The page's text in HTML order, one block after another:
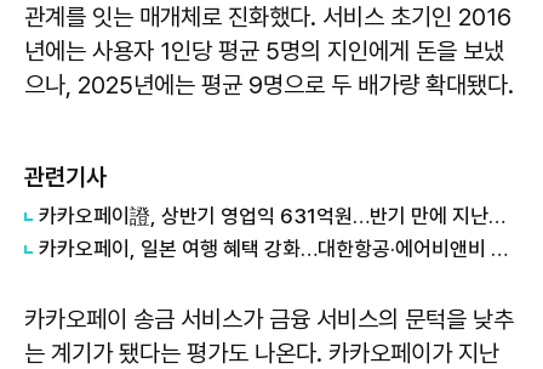
관계를 잇는 매개체로 진화했다. 서비스 초기인 2016
년에는 사용자 1인당 평균 5명의 지인에게 돈을 보냈
으나, 2025년에는 평균 9명으로 두 배가량 확대됐다.
관련기사
카카오페이證, 상반기 영업익 631억원…반기 만에 지난해 연간 실적 넘었다
카카오페이, 일본 여행 혜택 강화…대한항공·에어비앤비 할인 한 번에
카카오페이 송금 서비스가 금융 서비스의 문턱을 낮추
는 계기가 됐다는 평가도 나온다. 카카오페이가 지난